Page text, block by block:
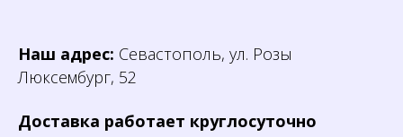
Наш адрес: Севастополь, ул. Розы
Люксембург, 52
Доставка работает круглосуточно